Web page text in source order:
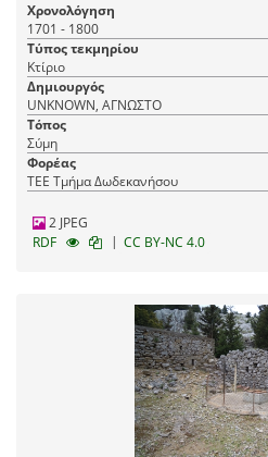
Χρονολόγηση
1701 - 1800
Τύπος τεκμηρίου
Κτίριο
Δημιουργός
UNKNOWN, ΑΓΝΩΣΤΟ
Τόπος
Σύμη
Φορέας
ΤΕΕ Τμήμα Δωδεκανήσου
2 JPEG
RDF
| CC BY-NC 4.0